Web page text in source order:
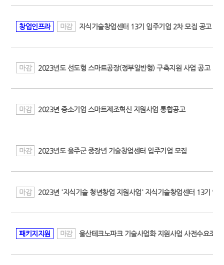
창업인프라 마감 지식기술창업센터 13기 입주기업 2차 모집 공고
마감 2023년도 선도형 스마트공장(정부일반형) 구축지원 사업 공고
마감 2023년 중소기업 스마트제조혁신 지원사업 통합공고
마감 2023년도 울주군 중장년 기술창업센터 입주기업 모집
마감 2023년 '지식기술 청년창업 지원사업' 지식기술창업센터 13기 입
패키지지원 마감 울산테크노파크 기술사업화 지원사업 사전수요조사